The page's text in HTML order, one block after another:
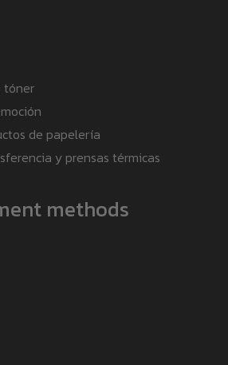
tóner
de papelería
y prensas térmicas
methods